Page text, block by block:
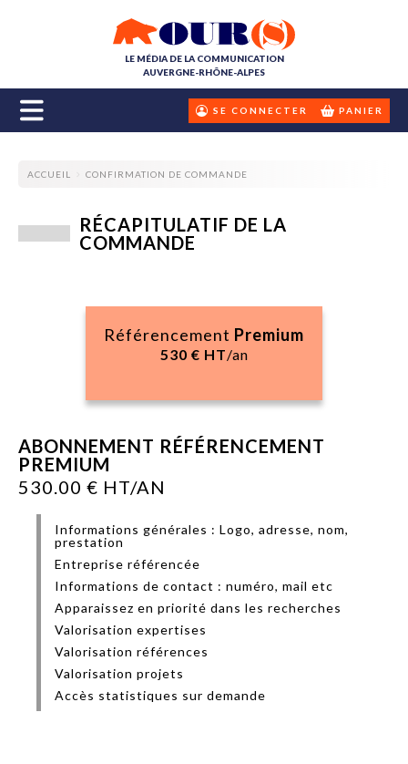
LE MÉDIA DE LA COMMUNICATION
AUVERGNE-RHÔNE-ALPES
SE CONNECTER PANIER
ACCUEIL CONFIRMATION DE COMMANDE
RÉCAPITULATIF DE LA
COMMANDE
Référencement Premium
530 € HT/an
ABONNEMENT RÉFÉRENCEMENT
PREMIUM
530.00 € HT/AN
Informations générales : Logo, adresse, nom,
prestation
Entreprise référencée
Informations de contact : numéro, mail etc
Apparaissez en priorité dans les recherches
Valorisation expertises
Valorisation références
Valorisation projets
Accès statistiques sur demande